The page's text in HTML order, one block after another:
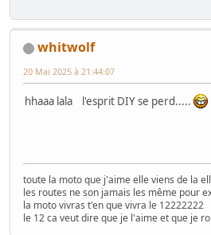
whitwolf
20 Mai 2025 à 21:44:07
hhaaa lala l'esprit DIY se perd.....
toute la moto que j'aime elle viens de la
les routes ne son jamais les même pour
la moto vivras t'en que vivra le 12222222
le 12 ca veut dire que je l'aime et que je